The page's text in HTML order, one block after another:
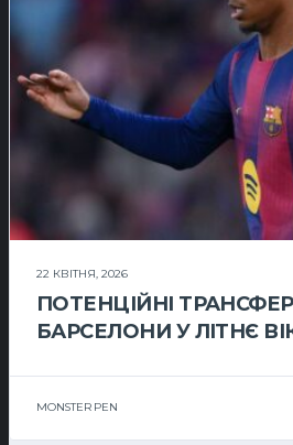
22 КВІТНЯ, 2026
ПОТЕНЦІЙНІ
БАРСЕЛОНИ У ЛІТНЄ
MONSTER PEN